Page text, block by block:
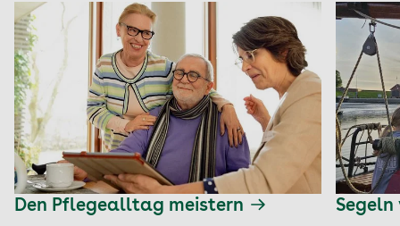
Den Pflegealltag meistern